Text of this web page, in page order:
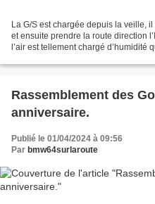
La G/S est chargée depuis la veille,
et ensuite prendre la route direction
l’air est tellement chargé d’humidité
Rassemblement des
anniversaire.
Publié le 01/04/2024 à 09:56
Par bmw64surlaroute